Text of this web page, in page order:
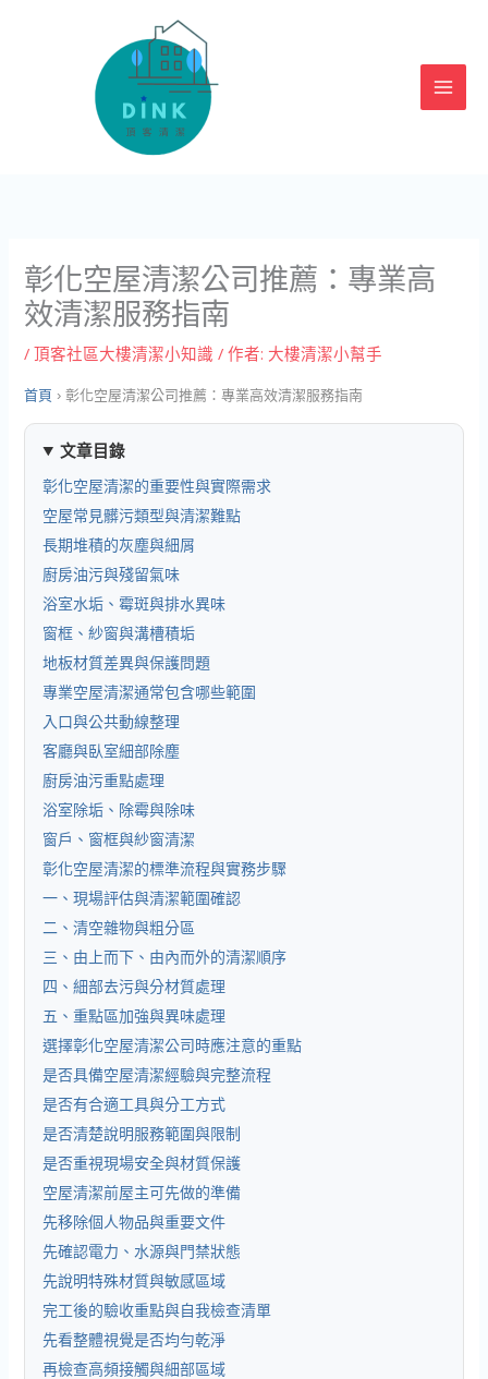
彰化空屋清潔公司推薦：專業高
效清潔服務指南
/頂客社區大樓清潔小知識 / 作者: 大樓清潔小幫手
首頁 ›彰化空屋清潔公司推薦：專業高效清潔服務指南
文章目錄
彰化空屋清潔的重要性與實際需求
空屋常見髒污類型與清潔難點
長期堆積的灰塵與細屑
廚房油污與殘留氣味
浴室水垢、霉斑與排水異味
窗框、紗窗與溝槽積垢
地板材質差異與保護問題
專業空屋清潔通常包含哪些範圍
入口與公共動線整理
客廳與臥室細部除塵
廚房油污重點處理
浴室除垢、除霉與除味
窗戶、窗框與紗窗清潔
彰化空屋清潔的標準流程與實務步驟
一、現場評估與清潔範圍確認
二、清空雜物與粗分區
三、由上而下、由內而外的清潔順序
四、細部去污與分材質處理
五、重點區加強與異味處理
選擇彰化空屋清潔公司時應注意的重點
是否具備空屋清潔經驗與完整流程
是否有合適工具與分工方式
是否清楚說明服務範圍與限制
是否重視現場安全與材質保護
空屋清潔前屋主可先做的準備
先移除個人物品與重要文件
先確認電力、水源與門禁狀態
先說明特殊材質與敏感區域
完工後的驗收重點與自我檢查清單
先看整體視覺是否均勻乾淨
再檢查高頻接觸與細部區域